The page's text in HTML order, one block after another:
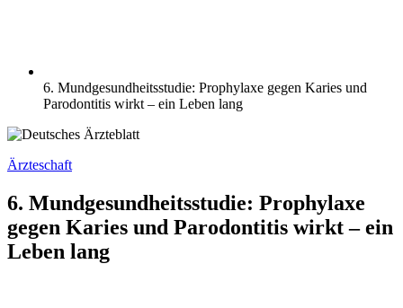
6. Mundgesundheitsstudie: Prophylaxe gegen Karies und
Parodontitis wirkt – ein Leben lang
Ärzteschaft
6. Mundgesundheitsstudie: Prophylaxe
gegen Karies und Parodontitis wirkt – ein
Leben lang